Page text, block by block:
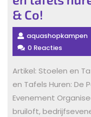
& Co!
aquashopkampen
0 Reacties
Artikel: Stoelen en
en Tafels Huren: De
Evenement
bruiloft,